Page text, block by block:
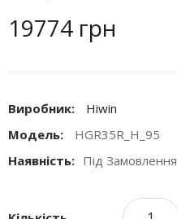
19774 грн
Виробник:
Hiwin
Модель:
HGR35R_H_95
Наявність: Під Замовлення